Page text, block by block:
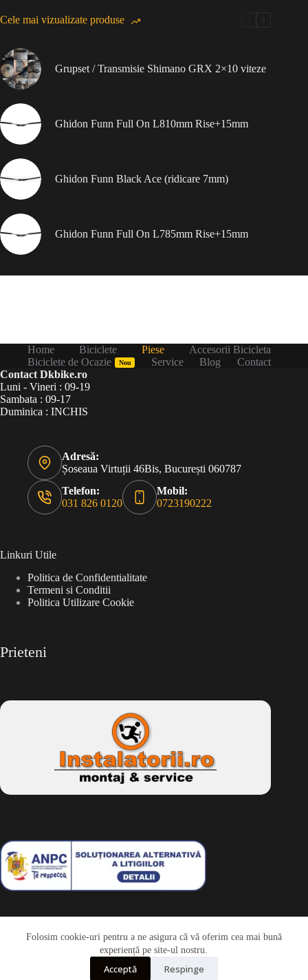
Folosim cookie-uri pentru a ne asigura că vă oferim cea mai bună
experiență pe site-ul nostru.
Acceptă Respinge
Cele mai vizualizate produse
Grupset / Transmisie Shimano GRX 2×10 viteze
Ghidon Funn Full On L810mm Rise+15mm
Ghidon Funn Black Ace (ridicare 7mm)
Ghidon Funn Full On L785mm Rise+15mm
Home Biciclete Piese
Accesorii Bicicleta
Biciclete de Ocazie
Nou Service Blog
Contact
Contact Dkbike.ro
Luni - Vineri : 09-19
Sambata : 09-17
Duminica : INCHIS
Adresă:
Șoseaua Virtuții 46Bis, București 060787
Telefon:
031 826 0120
Mobil:
0723190222
Linkuri Utile
Politica de Confidentialitate
Termeni si Conditii
Politica Utilizare Cookie
Prieteni
Drepturi de autor © 2026 - Dkbike.ropowered by